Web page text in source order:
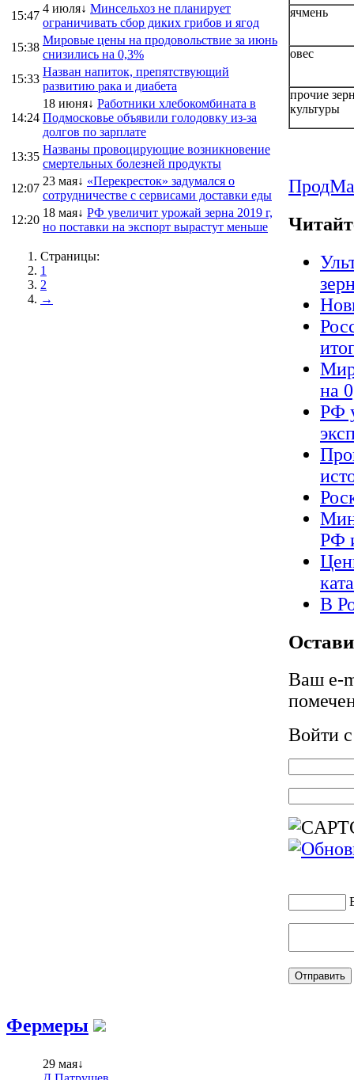
15:47
4 июля↓ Минсельхоз не планирует
ограничивать сбор диких грибов и ягод
15:38
Мировые цены на продовольствие за июнь
снизились на 0,3%
15:33
Назван напиток, препятствующий
развитию рака и диабета
14:24
18 июня↓ Работники хлебокомбината в
Подмосковье объявили голодовку из-за
долгов по зарплате
13:35
Названы провоцирующие возникновение
смертельных болезней продукты
12:07
23 мая↓ «Перекресток» задумался о
сотрудничестве с сервисами доставки еды
12:20
18 мая↓ РФ увеличит урожай зерна 2019 г,
но поставки на экспорт вырастут меньше
Страницы:
1
2
→
ячмень
овес
прочие
культуры
на
РФ
РФ
В
Ваш e-
Войти
Фермеры
29 мая↓